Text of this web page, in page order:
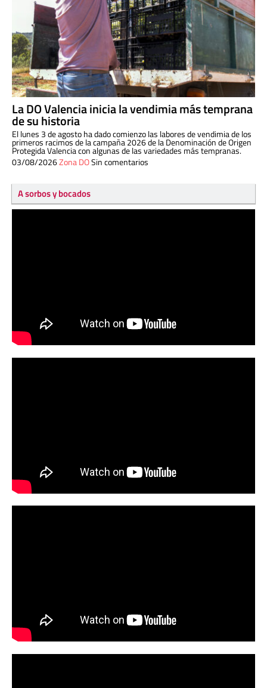
La DO Valencia inicia la vendimia más temprana
de su historia
El lunes 3 de agosto ha dado comienzo las labores de vendimia de los
primeros racimos de la campaña 2026 de la Denominación de Origen
Protegida Valencia con algunas de las variedades más tempranas.
03/08/2026Zona DOSin comentarios
A sorbos y bocados